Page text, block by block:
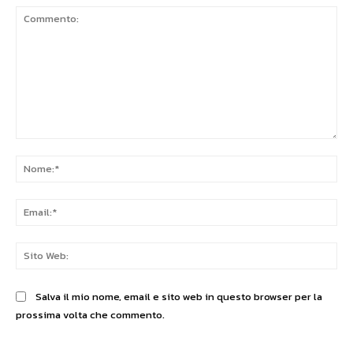
Salva il mio nome, email e sito web in questo browser per la
prossima volta che commento.